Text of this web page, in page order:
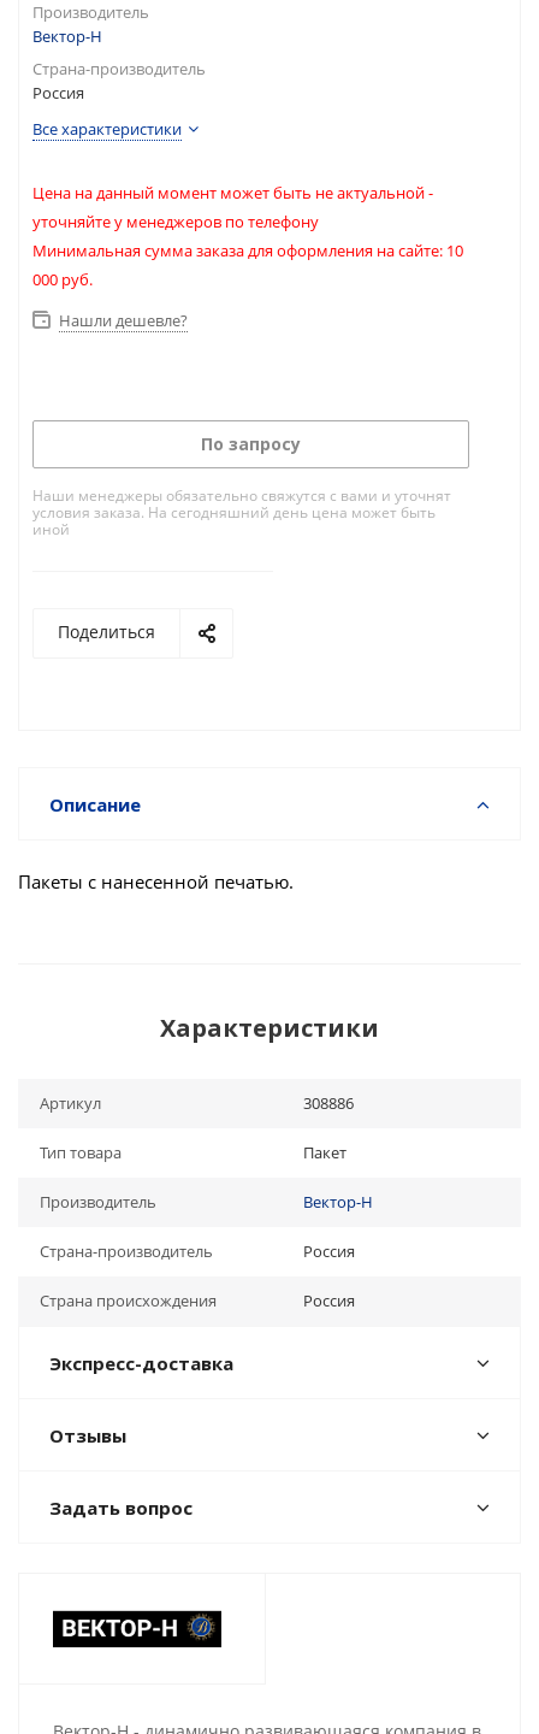
Производитель
Вектор-Н
Страна-производитель
Россия
Все характеристики
Цена на данный момент может быть не актуальной -
уточняйте у менеджеров по телефону
Минимальная сумма заказа для оформления на сайте: 10
000 руб.
Нашли дешевле?
По запросу
Наши менеджеры обязательно свяжутся с вами и уточнят
условия заказа. На сегодняшний день цена может быть
иной
Поделиться
Описание
Пакеты с нанесенной печатью.
Характеристики
Артикул 308886
Тип товара Пакет
Производитель Вектор-Н
Страна-производитель Россия
Страна происхождения Россия
Экспресс-доставка
Отзывы
Задать вопрос